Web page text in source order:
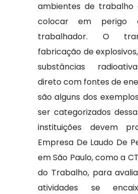
ambientes de trabalho
colocar em
trabalhador. O
fabricação de
substâncias
direto com fontes de
são alguns dos
ser categorizados
instituições devem
Empresa De Laudo De
em São Paulo, como a
do Trabalho, para
atividades se